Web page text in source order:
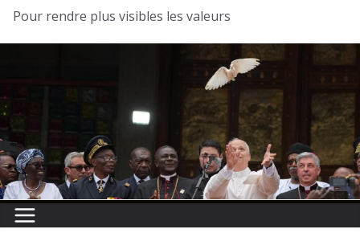
Pour rendre plus visibles les valeurs